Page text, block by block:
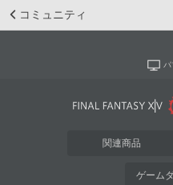
コミュニティ
関連商品
ゲーム